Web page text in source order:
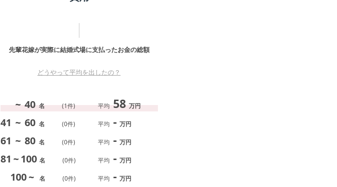
先輩花嫁が実際に結婚式場に支払ったお金の総額
どうやって平均を出したの？
~ 40 名 (1件) 平均 58 万円
41 ~ 60 名 (0件) 平均 - 万円
61 ~ 80 名 (0件) 平均 - 万円
81 ~ 100 名 (0件) 平均 - 万円
100~ 名 (0件) 平均 - 万円